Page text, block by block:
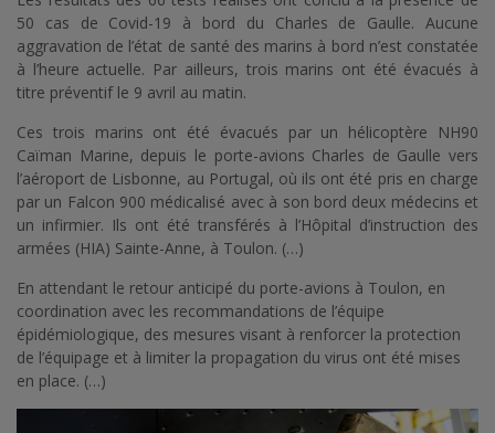
50 cas de Covid-19 à bord du Charles de Gaulle. Aucune
aggravation de l’état de santé des marins à bord n’est constatée
à l’heure actuelle. Par ailleurs, trois marins ont été évacués à
titre préventif le 9 avril au matin.
Ces trois marins ont été évacués par un hélicoptère NH90
Caïman Marine, depuis le porte-avions Charles de Gaulle vers
l’aéroport de Lisbonne, au Portugal, où ils ont été pris en charge
par un Falcon 900 médicalisé avec à son bord deux médecins et
un infirmier. Ils ont été transférés à l’Hôpital d’instruction des
armées (HIA) Sainte-Anne, à Toulon. (…)
En attendant le retour anticipé du porte-avions à Toulon, en
coordination avec les recommandations de l’équipe
épidémiologique, des mesures visant à renforcer la protection
de l’équipage et à limiter la propagation du virus ont été mises
en place. (…)